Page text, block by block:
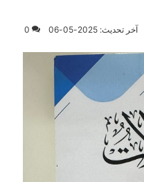
آخر تحديث: 2025-05-06 0